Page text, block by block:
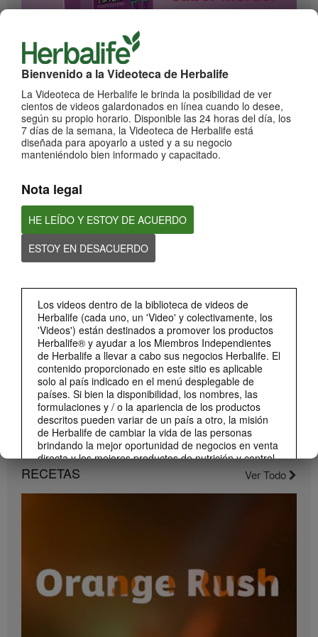
Bienvenido a la Videoteca de Herbalife
La Videoteca de Herbalife le brinda la posibilidad de ver
cientos de videos galardonados en línea cuando lo desee,
según su propio horario. Disponible las 24 horas del día, los
7 días de la semana, la Videoteca de Herbalife está
diseñada para apoyarlo a usted y a su negocio
manteniéndolo bien informado y capacitado.
Nota legal
HE LEÍDO Y ESTOY DE ACUERDO
ESTOY EN DESACUERDO
Los videos dentro de la biblioteca de videos de
Herbalife (cada uno, un 'Video' y colectivamente, los
'Videos') están destinados a promover los productos
Herbalife® y ayudar a los Miembros Independientes
de Herbalife a llevar a cabo sus negocios Herbalife. El
contenido proporcionado en este sitio es aplicable
solo al país indicado en el menú desplegable de
países. Si bien la disponibilidad, los nombres, las
formulaciones y / o la apariencia de los productos
descritos pueden variar de un país a otro, la misión
de Herbalife de cambiar la vida de las personas
brindando la mejor oportunidad de negocios en venta
directa y los mejores productos de nutrición y control
de peso son aplicable en todas partes.
Los Videos pueden incluir volúmenes de ventas o
son promedio; tampoco representan una garantía de
lo que ganará. Para obtener los datos de desempeño
financiero promedio más recientes aplicables a la
Región en la que realiza su negocio, consulte
¡Impulsa cada momento! Nuevo Liftoff sabor Moras
cada momento
Conoce los nuevos sabores de Liftoff: naranja y frutas tropicales.
1:22
Compártelo con todos tus clientes y conocidos.
RECETAS Ver Todo